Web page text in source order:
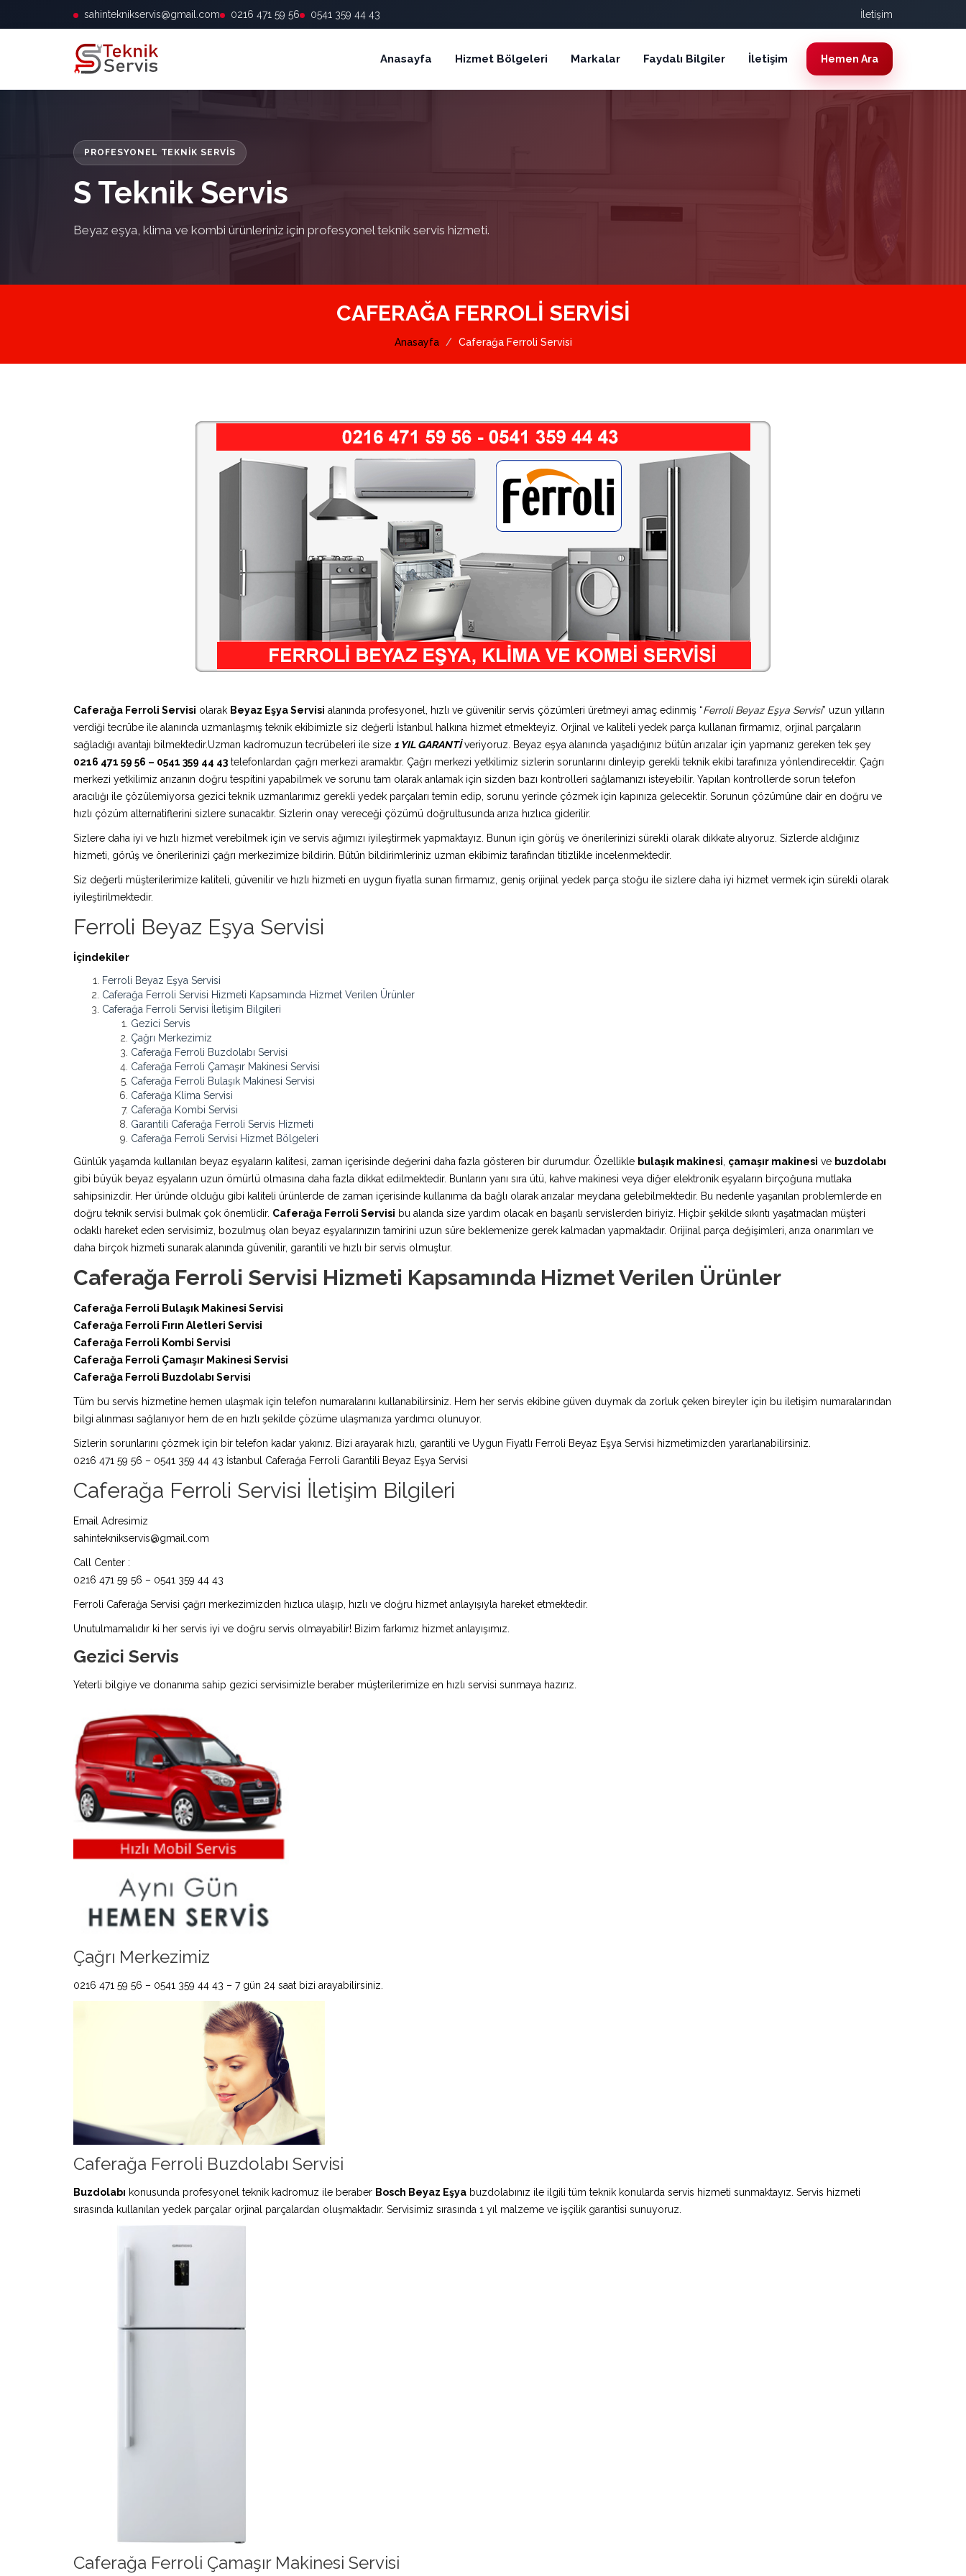
sahinteknikservis@gmail.com 0216 471 59 56 0541 359 44 43 İletişim
Anasayfa Hizmet Bölgeleri Markalar Faydalı Bilgiler İletişim Hemen Ara
PROFESYONEL TEKNIK SERVIS
S Teknik Servis
Beyaz eşya, klima ve kombi ürünleriniz için profesyonel teknik servis hizmeti.
CAFERAĞA FERROLI SERVISI
Anasayfa Caferağa Ferroli Servisi
Caferağa Ferroli Servisi olarak Beyaz Eşya Servisi alanında profesyonel, hızlı ve güvenilir servis çözümleri üretmeyi amaç edinmiş “Ferroli Beyaz Eşya Servisi” uzun yılların
verdiği tecrübe ile alanında uzmanlaşmış teknik ekibimizle siz değerli İstanbul halkına hizmet etmekteyiz. Orjinal ve kaliteli yedek parça kullanan firmamız, orjinal parçaların
sağladığı avantajı bilmektedir.Uzman kadromuzun tecrübeleri ile size 1 YIL GARANTİveriyoruz. Beyaz eşya alanında yaşadığınız bütün arızalar için yapmanız gereken tek şey
0216 471 59 56 – 0541 359 44 43 telefonlardan çağrı merkezi aramaktır. Çağrı merkezi yetkilimiz sizlerin sorunlarını dinleyip gerekli teknik ekibi tarafınıza yönlendirecektir. Çağrı
merkezi yetkilimiz arızanın doğru tespitini yapabilmek ve sorunu tam olarak anlamak için sizden bazı kontrolleri sağlamanızı isteyebilir. Yapılan kontrollerde sorun telefon
aracılığı ile çözülemiyorsa gezici teknik uzmanlarımız gerekli yedek parçaları temin edip, sorunu yerinde çözmek için kapınıza gelecektir. Sorunun çözümüne dair en doğru ve
hızlı çözüm alternatiflerini sizlere sunacaktır. Sizlerin onay vereceği çözümü doğrultusunda arıza hızlıca giderilir.
Sizlere daha iyi ve hızlı hizmet verebilmek için ve servis ağımızı iyileştirmek yapmaktayız. Bunun için görüş ve önerilerinizi sürekli olarak dikkate alıyoruz. Sizlerde aldığınız
hizmeti, görüş ve önerilerinizi çağrı merkezimize bildirin. Bütün bildirimleriniz uzman ekibimiz tarafından titizlikle incelenmektedir.
Siz değerli müşterilerimize kaliteli, güvenilir ve hızlı hizmeti en uygun fiyatla sunan firmamız, geniş orijinal yedek parça stoğu ile sizlere daha iyi hizmet vermek için sürekli olarak
iyileştirilmektedir.
Ferroli Beyaz Eşya Servisi
İçindekiler
Ferroli Beyaz Eşya Servisi
Caferağa Ferroli Servisi Hizmeti Kapsamında Hizmet Verilen Ürünler
Caferağa Ferroli Servisi İletişim Bilgileri
Gezici Servis
Çağrı Merkezimiz
Caferağa Ferroli Buzdolabı Servisi
Caferağa Ferroli Çamaşır Makinesi Servisi
Caferağa Ferroli Bulaşık Makinesi Servisi
Caferağa Klima Servisi
Caferağa Kombi Servisi
Garantili Caferağa Ferroli Servis Hizmeti
Caferağa Ferroli Servisi Hizmet Bölgeleri
Günlük yaşamda kullanılan beyaz eşyaların kalitesi, zaman içerisinde değerini daha fazla gösteren bir durumdur. Özellikle bulaşık makinesi çamaşır makinesi ve buzdolabı
gibi büyük beyaz eşyaların uzun ömürlü olmasına daha fazla dikkat edilmektedir. Bunların yanı sıra ütü, kahve makinesi veya diğer elektronik eşyaların birçoğuna mutlaka
sahipsinizdir. Her üründe olduğu gibi kaliteli ürünlerde de zaman içerisinde kullanıma da bağlı olarak arızalar meydana gelebilmektedir. Bu nedenle yaşanılan problemlerde en
doğru teknik servisi bulmak çok önemlidir. Caferağa Ferroli Servisi bu alanda size yardım olacak en başarılı servislerden biriyiz. Hiçbir şekilde sıkıntı yaşatmadan müşteri
odaklı hareket eden servisimiz, bozulmuş olan beyaz eşyalarınızın tamirini uzun süre beklemenize gerek kalmadan yapmaktadır. Orijinal parça değişimleri, arıza onarımları ve
daha birçok hizmeti sunarak alanında güvenilir, garantili ve hızlı bir servis olmuştur.
Caferağa Ferroli Servisi Hizmeti Kapsamında Hizmet Verilen Ürünler
Caferağa Ferroli Bulaşık Makinesi Servisi
Caferağa Ferroli Fırın Aletleri Servisi
Caferağa Ferroli Kombi Servisi
Caferağa Ferroli Çamaşır Makinesi Servisi
Caferağa Ferroli Buzdolabı Servisi
Tüm bu servis hizmetine hemen ulaşmak için telefon numaralarını kullanabilirsiniz. Hem her servis ekibine güven duymak da zorluk çeken bireyler için bu iletişim numaralarından
bilgi alınması sağlanıyor hem de en hızlı şekilde çözüme ulaşmanıza yardımcı olunuyor.
Sizlerin sorunlarını çözmek için bir telefon kadar yakınız. Bizi arayarak hızlı, garantili ve Uygun Fiyatlı Ferroli Beyaz Eşya Servisi hizmetimizden yararlanabilirsiniz.
0216 471 59 56 – 0541 359 44 43 İstanbul Caferağa Ferroli Garantili Beyaz Eşya Servisi
Caferağa Ferroli Servisi İletişim Bilgileri
Email Adresimiz
sahinteknikservis@gmail.com
Call Center :
0216 471 59 56 – 0541 359 44 43
Ferroli Caferağa Servisi çağrı merkezimizden hızlıca ulaşıp, hızlı ve doğru hizmet anlayışıyla hareket etmektedir.
Unutulmamalıdır ki her servis iyi ve doğru servis olmayabilir! Bizim farkımız hizmet anlayışımız.
Gezici Servis
Yeterli bilgiye ve donanıma sahip gezici servisimizle beraber müşterilerimize en hızlı servisi sunmaya hazırız.
Çağrı Merkezimiz
0216 471 59 56 – 0541 359 44 43 – 7 gün 24 saat bizi arayabilirsiniz.
Caferağa Ferroli Buzdolabı Servisi
Buzdolabı konusunda profesyonel teknik kadromuz ile beraber Bosch Beyaz Eşya buzdolabınız ile ilgili tüm teknik konularda servis hizmeti sunmaktayız. Servis hizmeti
sırasında kullanılan yedek parçalar orjinal parçalardan oluşmaktadır. Servisimiz sırasında 1 yıl malzeme ve işçilik garantisi sunuyoruz.
Caferağa Ferroli Çamaşır Makinesi Servisi